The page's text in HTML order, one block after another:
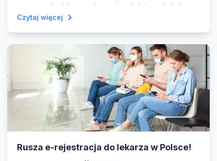
powraca każdego roku – niezależnie od wieku
czy stylu życia. Ale dlaczego chorujemy jesienią i
zimą częściej niż w cieplejszych miesiącach?
Czytaj więcej
Rusza e-rejestracja do lekarza w Polsce!